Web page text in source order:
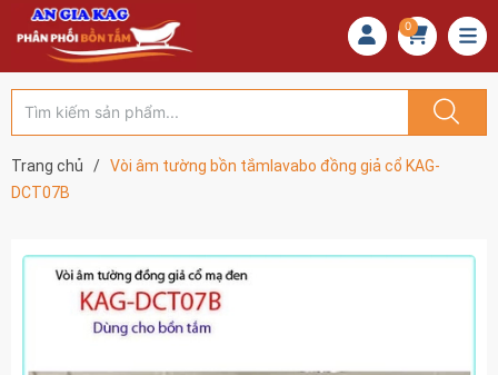
0
Trang chủ / Vòi âm tường bồn tắmlavabo đồng giả cổ KAG-
DCT07B